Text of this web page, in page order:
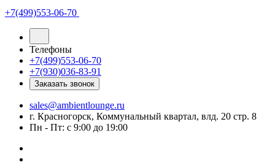
+7(499)553-06-70
Телефоны
+7(499)553-06-70
+7(930)036-83-91
Заказать звонок
sales@ambientlounge.ru
г. Красногорск, Коммунальный квартал, влд. 20 стр. 8
Пн - Пт: с 9:00 до 19:00